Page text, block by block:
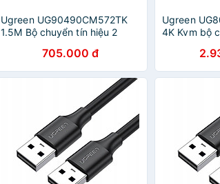
Ugreen UG90490CM572TK
1.5M Bộ chuyển tín hiệu 2
VGA KVM Switch USB kèm 2
dây USB-B hổ trợ hot key -
HÀNG CHÍNH HÃNG
705.000 đ
Ugreen
4K Kvm bộ
hdmi + usb
màn hình 2
CHÍNH